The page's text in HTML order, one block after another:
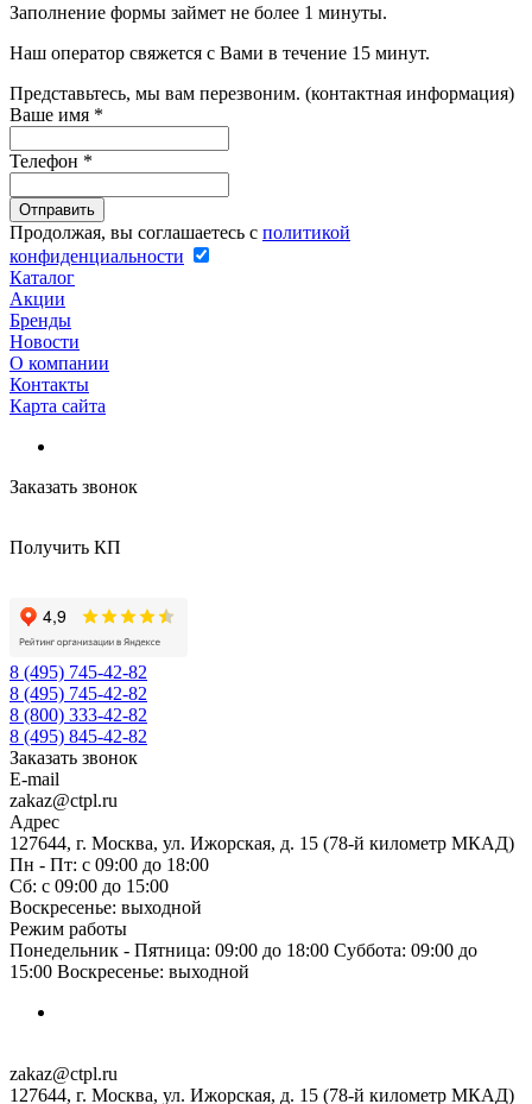
Заполнение формы займет не более 1 минуты.
Наш оператор свяжется с Вами в течение 15 минут.
Представьтесь, мы вам перезвоним. (контактная информация)
Ваше имя *
Телефон *
Продолжая, вы соглашаетесь с политикой
конфиденциальности
Каталог
Акции
Бренды
Новости
О компании
Контакты
Карта сайта
Заказать звонок
Получить КП
8 (495) 745-42-82
8 (495) 745-42-82
8 (800) 333-42-82
8 (495) 845-42-82
Заказать звонок
E-mail
zakaz@ctpl.ru
Адрес
127644, г. Москва, ул. Ижорская, д. 15 (78-й километр МКАД)
Пн - Пт: с 09:00 до 18:00
Сб: с 09:00 до 15:00
Воскресенье: выходной
Режим работы
Понедельник - Пятница: 09:00 до 18:00 Суббота: 09:00 до
15:00 Воскресенье: выходной
zakaz@ctpl.ru
127644, г. Москва, ул. Ижорская, д. 15 (78-й километр МКАД)